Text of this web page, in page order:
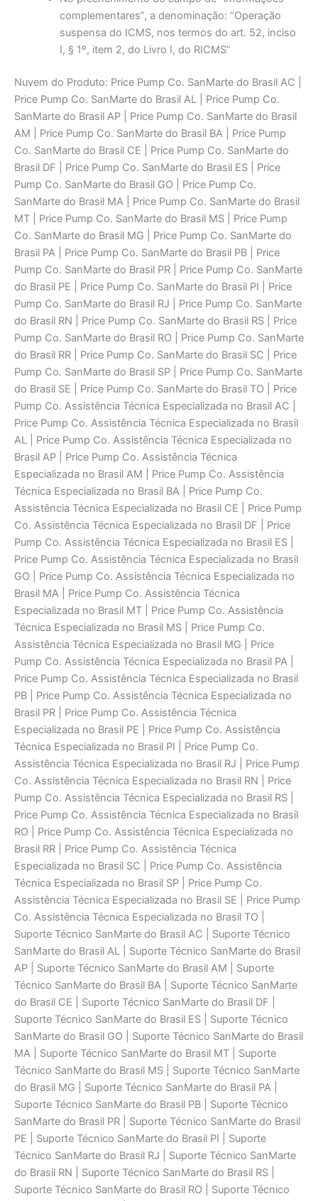
complementares”, a denominação: “Operação
suspensa do ICMS, nos termos do art. 52, inciso
I, § 1º, item 2, do Livro I, do RICMS”
Nuvem do Produto: Price Pump Co. SanMarte do Brasil AC |
Price Pump Co. SanMarte do Brasil AL | Price Pump Co.
SanMarte do Brasil AP | Price Pump Co. SanMarte do Brasil
AM | Price Pump Co. SanMarte do Brasil BA | Price Pump
Co. SanMarte do Brasil CE | Price Pump Co. SanMarte do
Brasil DF | Price Pump Co. SanMarte do Brasil ES | Price
Pump Co. SanMarte do Brasil GO | Price Pump Co.
SanMarte do Brasil MA | Price Pump Co. SanMarte do Brasil
MT | Price Pump Co. SanMarte do Brasil MS | Price Pump
Co. SanMarte do Brasil MG | Price Pump Co. SanMarte do
Brasil PA | Price Pump Co. SanMarte do Brasil PB | Price
Pump Co. SanMarte do Brasil PR | Price Pump Co. SanMarte
do Brasil PE | Price Pump Co. SanMarte do Brasil PI | Price
Pump Co. SanMarte do Brasil RJ | Price Pump Co. SanMarte
do Brasil RN | Price Pump Co. SanMarte do Brasil RS | Price
Pump Co. SanMarte do Brasil RO | Price Pump Co. SanMarte
do Brasil RR | Price Pump Co. SanMarte do Brasil SC | Price
Pump Co. SanMarte do Brasil SP | Price Pump Co. SanMarte
do Brasil SE | Price Pump Co. SanMarte do Brasil TO | Price
Pump Co. Assistência Técnica Especializada no Brasil AC |
Price Pump Co. Assistência Técnica Especializada no Brasil
AL | Price Pump Co. Assistência Técnica Especializada no
Brasil AP | Price Pump Co. Assistência Técnica
Especializada no Brasil AM | Price Pump Co. Assistência
Técnica Especializada no Brasil BA | Price Pump Co.
Assistência Técnica Especializada no Brasil CE | Price Pump
Co. Assistência Técnica Especializada no Brasil DF | Price
Pump Co. Assistência Técnica Especializada no Brasil ES |
Price Pump Co. Assistência Técnica Especializada no Brasil
GO | Price Pump Co. Assistência Técnica Especializada no
Brasil MA | Price Pump Co. Assistência Técnica
Especializada no Brasil MT | Price Pump Co. Assistência
Técnica Especializada no Brasil MS | Price Pump Co.
Assistência Técnica Especializada no Brasil MG | Price
Pump Co. Assistência Técnica Especializada no Brasil PA |
Price Pump Co. Assistência Técnica Especializada no Brasil
PB | Price Pump Co. Assistência Técnica Especializada no
Brasil PR | Price Pump Co. Assistência Técnica
Especializada no Brasil PE | Price Pump Co. Assistência
Técnica Especializada no Brasil PI | Price Pump Co.
Assistência Técnica Especializada no Brasil RJ | Price Pump
Co. Assistência Técnica Especializada no Brasil RN | Price
Pump Co. Assistência Técnica Especializada no Brasil RS |
Price Pump Co. Assistência Técnica Especializada no Brasil
RO | Price Pump Co. Assistência Técnica Especializada no
Brasil RR | Price Pump Co. Assistência Técnica
Especializada no Brasil SC | Price Pump Co. Assistência
Técnica Especializada no Brasil SP | Price Pump Co.
Assistência Técnica Especializada no Brasil SE | Price Pump
Co. Assistência Técnica Especializada no Brasil TO |
Suporte Técnico SanMarte do Brasil AC | Suporte Técnico
SanMarte do Brasil AL | Suporte Técnico SanMarte do Brasil
AP | Suporte Técnico SanMarte do Brasil AM | Suporte
Técnico SanMarte do Brasil BA | Suporte Técnico SanMarte
do Brasil CE | Suporte Técnico SanMarte do Brasil DF |
Suporte Técnico SanMarte do Brasil ES | Suporte Técnico
SanMarte do Brasil GO | Suporte Técnico SanMarte do Brasil
MA | Suporte Técnico SanMarte do Brasil MT | Suporte
Técnico SanMarte do Brasil MS | Suporte Técnico SanMarte
do Brasil MG | Suporte Técnico SanMarte do Brasil PA |
Suporte Técnico SanMarte do Brasil PB | Suporte Técnico
SanMarte do Brasil PR | Suporte Técnico SanMarte do Brasil
PE | Suporte Técnico SanMarte do Brasil PI | Suporte
Técnico SanMarte do Brasil RJ | Suporte Técnico SanMarte
do Brasil RN | Suporte Técnico SanMarte do Brasil RS |
Suporte Técnico SanMarte do Brasil RO | Suporte Técnico